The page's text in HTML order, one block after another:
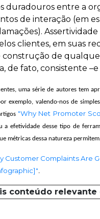
duradouros entre a
de interação (em
clientes, em suas
construção de
de fato, consistente
uma série de autores tem
exemplo, valendo-nos de
"Why Net Promoter
efetividade desse tipo de
métricas dessa natureza
Customer Complaints Are
.
conteúdo relevante